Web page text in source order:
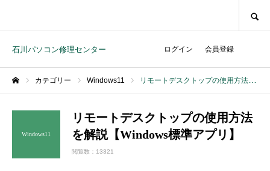
石川パソコン修理センター ログイン 会員登録
カテゴリー Windows11 リモートデスクトップの使用方法を解説【Windows標準アプリ】
Windows11
リモートデスクトップの使用方法
を解説【Windows標準アプリ】
閲覧数：13321